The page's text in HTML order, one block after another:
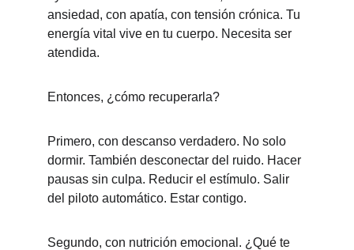
ansiedad, con apatía, con tensión crónica. Tu
energía vital vive en tu cuerpo. Necesita ser
atendida.
Entonces, ¿cómo recuperarla?
Primero, con descanso verdadero. No solo
dormir. También desconectar del ruido. Hacer
pausas sin culpa. Reducir el estímulo. Salir
del piloto automático. Estar contigo.
Segundo, con nutrición emocional. ¿Qué te